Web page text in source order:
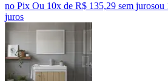
no Pix Ou 10x de R$ 135,29 sem jurosou
juros